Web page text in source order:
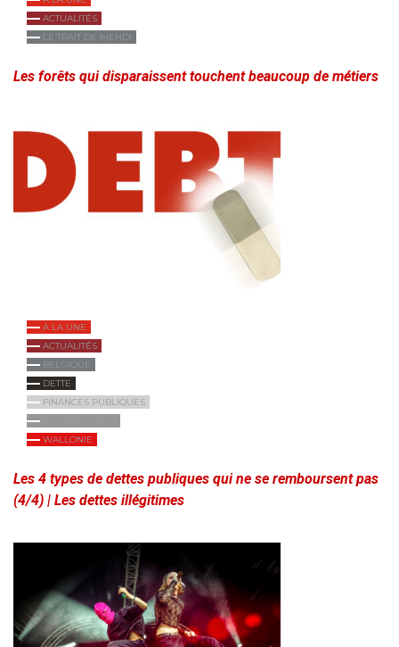
ACTUALITÉS
LE TRAIT DE MEHDI
Les forêts qui disparaissent touchent beaucoup de métiers
À LA UNE
ACTUALITÉS
BELGIQUE
DETTE
FINANCES PUBLIQUES
WALLONIE
Les 4 types de dettes publiques qui ne se remboursent pas
(4/4) | Les dettes illégitimes